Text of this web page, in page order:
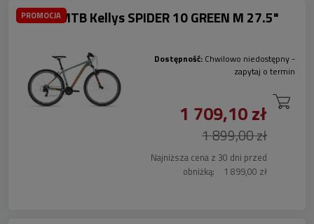
Rower MTB Kellys SPIDER 10 GREEN M 27.5"
Dostępność: Chwilowo niedostępny -
zapytaj o termin
1 709,10 zł
1 899,00 zł
Najniższa cena z 30 dni przed
obniżką:
1 899,00 zł
PROMOCJA